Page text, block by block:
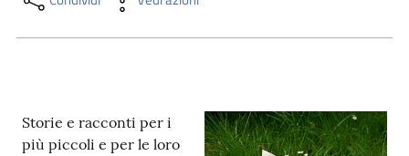
Storie e racconti per i
più piccoli e per le loro